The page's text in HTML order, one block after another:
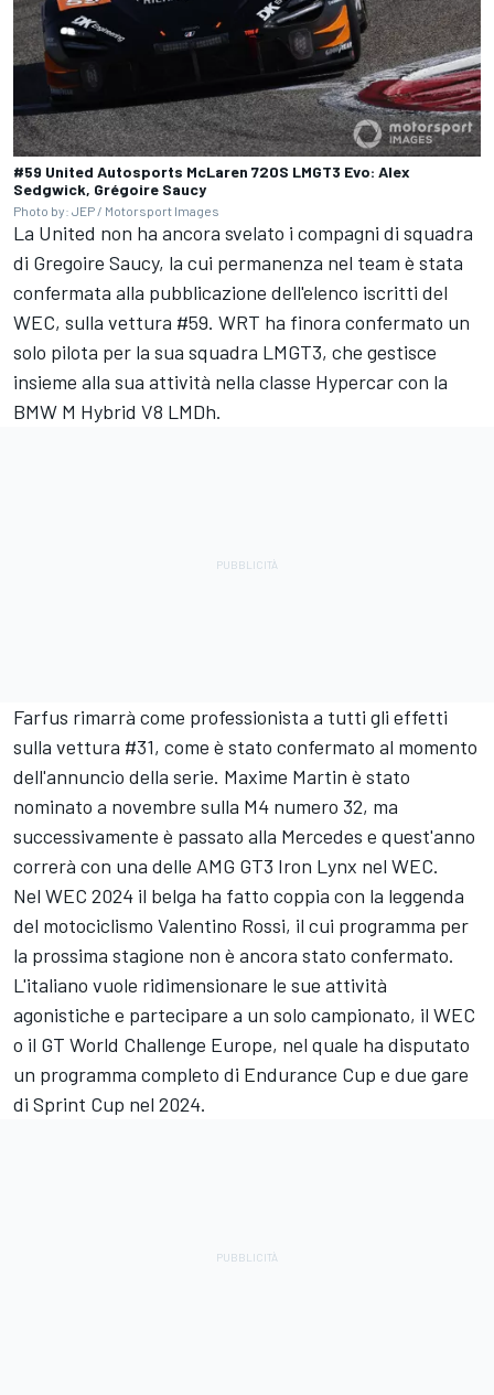
#59 United Autosports McLaren 720S LMGT3 Evo: Alex
Sedgwick, Grégoire Saucy
Photo by: JEP / Motorsport Images
La United non ha ancora svelato i compagni di squadra
di Gregoire Saucy, la cui permanenza nel team è stata
confermata alla pubblicazione dell'elenco iscritti del
WEC, sulla vettura #59. WRT ha finora confermato un
solo pilota per la sua squadra LMGT3, che gestisce
insieme alla sua attività nella classe Hypercar con la
BMW M Hybrid V8 LMDh.
Farfus rimarrà come professionista a tutti gli effetti
sulla vettura #31, come è stato confermato al momento
dell'annuncio della serie. Maxime Martin è stato
nominato a novembre sulla M4 numero 32, ma
successivamente è passato alla Mercedes e quest'anno
correrà con una delle AMG GT3 Iron Lynx nel WEC.
Nel WEC 2024 il belga ha fatto coppia con la leggenda
del motociclismo Valentino Rossi, il cui programma per
la prossima stagione non è ancora stato confermato.
L'italiano vuole ridimensionare le sue attività
agonistiche e partecipare a un solo campionato, il WEC
o il GT World Challenge Europe, nel quale ha disputato
un programma completo di Endurance Cup e due gare
di Sprint Cup nel 2024.